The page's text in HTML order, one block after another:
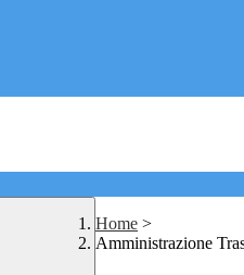
Home >
Amministrazione